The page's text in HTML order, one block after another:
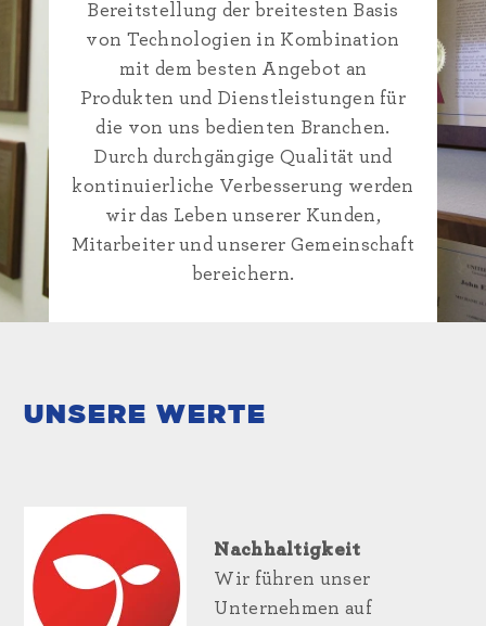
Bereitstellung der breitesten Basis
von Technologien in Kombination
mit dem besten Angebot an
Produkten und Dienstleistungen für
die von uns bedienten Branchen.
Durch durchgängige Qualität und
kontinuierliche Verbesserung werden
wir das Leben unserer Kunden,
Mitarbeiter und unserer Gemeinschaft
bereichern.
UNSERE WERTE
Nachhaltigkeit
Wir führen unser
Unternehmen auf